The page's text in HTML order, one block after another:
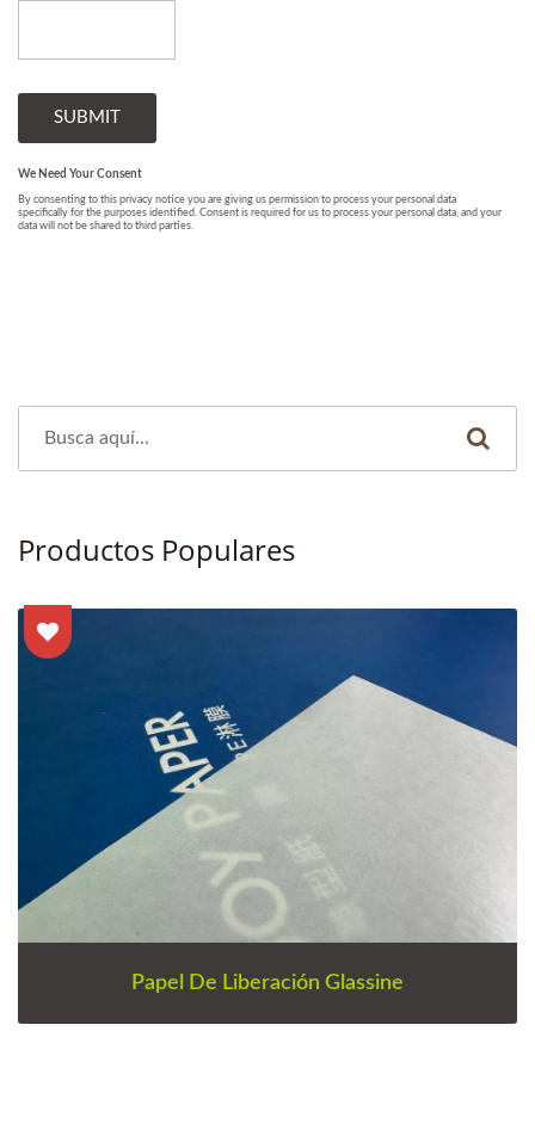
Productos Populares
Papel De Liberación Glassine